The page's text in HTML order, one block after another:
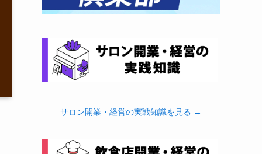
サロン開業・経営の実戦知識を見る →